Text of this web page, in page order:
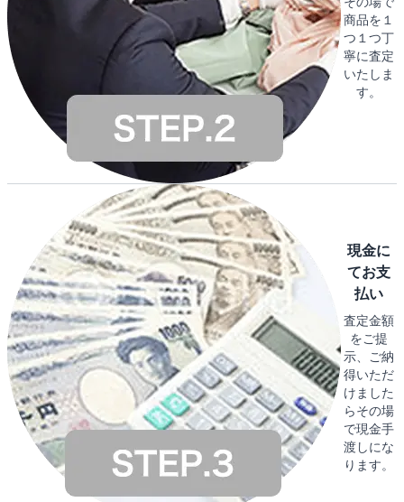
商品を１
つ１つ丁
寧に査定
いたしま
す。
現金に
てお支
払い
査定金額
をご提
示、ご納
得いただ
けました
らその場
で現金手
渡しにな
ります。